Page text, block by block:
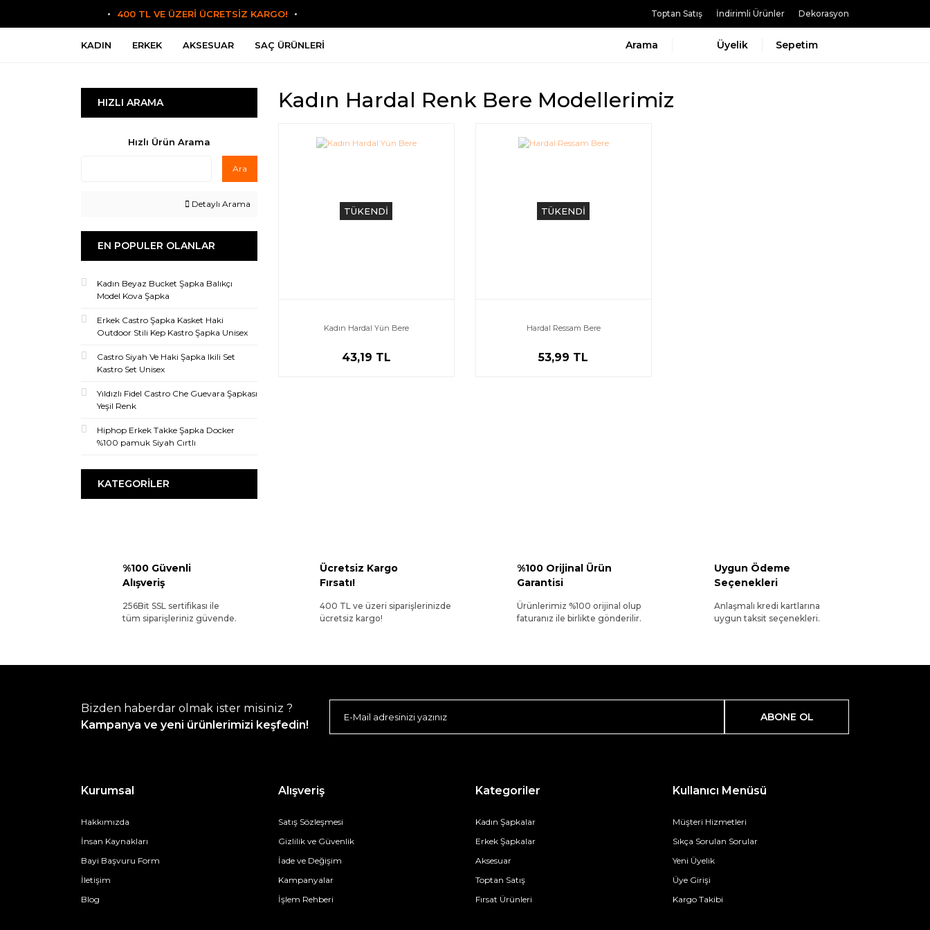
400 TL VE ÜZERİ ÜCRETSİZ KARGO! Toptan Satış İndirimli Ürünler Dekorasyon
KADIN ERKEK AKSESUAR SAÇ ÜRÜNLERI Arama Üyelik Sepetim
HIZLI ARAMA
Hızlı Ürün Arama
Ara
Detaylı Arama
EN POPULER OLANLAR
Kadın Beyaz Bucket Şapka Balıkçı
Model Kova Şapka
Erkek Castro Şapka Kasket Haki
Outdoor Stili Kep Kastro Şapka Unisex
Castro Siyah Ve Haki Şapka Ikili Set
Kastro Set Unisex
Yıldızlı Fidel Castro Che Guevara Şapkası
Yeşil Renk
Hiphop Erkek Takke Şapka Docker
%100 pamuk Siyah Cırtlı
KATEGORILER
Kadın Hardal Renk Bere Modellerimiz
TÜKENDİ
Kadın Hardal Yün Bere
43,19 TL
TÜKENDİ
Hardal Ressam Bere
53,99 TL
%100 Güvenli
Alışveriş
256Bit SSL sertifikası ile
tüm siparişleriniz güvende.
Ücretsiz Kargo
Fırsatı!
400 TL ve üzeri siparişlerinizde
ücretsiz kargo!
%100 Orijinal Ürün
Garantisi
Ürünlerimiz %100 orijinal olup
faturanız ile birlikte gönderilir.
Uygun Ödeme
Seçenekleri
Anlaşmalı kredi kartlarına
uygun taksit seçenekleri.
Bizden haberdar olmak ister misiniz ?
Kampanya ve yeni ürünlerimizi keşfedin!
ABONE OL
Kurumsal
Hakkımızda
İnsan Kaynakları
Bayi Başvuru Form
İletişim
Blog
Alışveriş
Satış Sözleşmesi
Gizlilik ve Güvenlik
İade ve Değişim
Kampanyalar
İşlem Rehberi
Kategoriler
Kadın Şapkalar
Erkek Şapkalar
Aksesuar
Toptan Satış
Fırsat Ürünleri
Kullanıcı Menüsü
Müşteri Hizmetleri
Sıkça Sorulan Sorular
Yeni Üyelik
Üye Girişi
Kargo Takibi